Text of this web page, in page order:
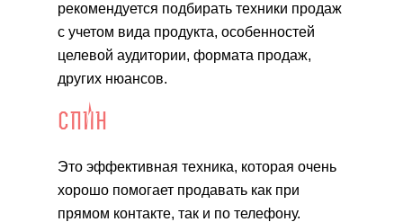
рекомендуется подбирать техники продаж
с учетом вида продукта, особенностей
целевой аудитории, формата продаж,
других нюансов.
СПИН
Это эффективная техника, которая очень
хорошо помогает продавать как при
прямом контакте, так и по телефону.